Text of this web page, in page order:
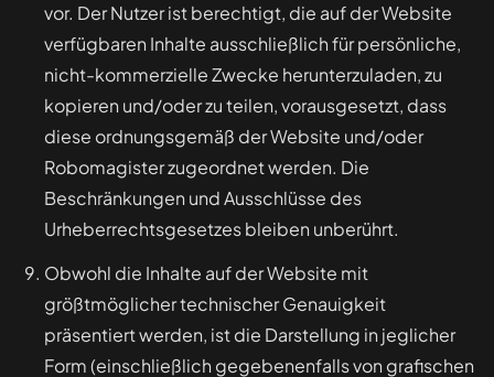
vor. Der Nutzer ist berechtigt, die auf der Website
verfügbaren Inhalte ausschließlich für persönliche,
nicht-kommerzielle Zwecke herunterzuladen, zu
kopieren und/oder zu teilen, vorausgesetzt, dass
diese ordnungsgemäß der Website und/oder
Robomagister zugeordnet werden. Die
Beschränkungen und Ausschlüsse des
Urheberrechtsgesetzes bleiben unberührt.
Obwohl die Inhalte auf der Website mit
größtmöglicher technischer Genauigkeit
präsentiert werden, ist die Darstellung in jeglicher
Form (einschließlich gegebenenfalls von grafischen